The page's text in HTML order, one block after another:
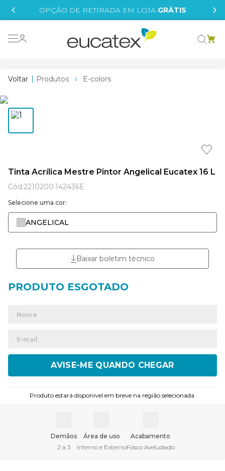
OPÇÃO DE RETIRADA EM LOJA GRÁTIS
Produtos E-colors
Tinta Acrílica Mestre Pintor Angelical Eucatex 16 L
Cód:2210200.142436E
Selecione uma cor:
ANGELICAL
Baixar boletim técnico
ENVIAR
Produto estará disponível em breve na região selecionada.
Demãos
2 a 3
Área de uso
Interno e Externo
Acabamento
Fosco Aveludado
tinta
tinta